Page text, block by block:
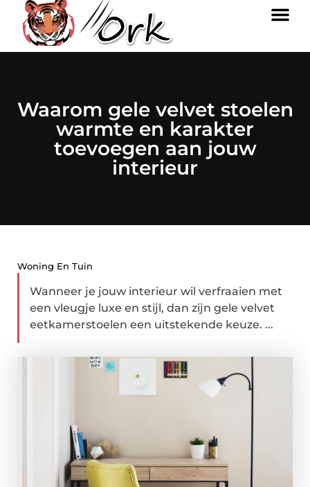
Waarom gele velvet stoelen
warmte en karakter
toevoegen aan jouw
interieur
Woning En Tuin
Wanneer je jouw interieur wil verfraaien met
een vleugje luxe en stijl, dan zijn gele velvet
eetkamerstoelen een uitstekende keuze. ...